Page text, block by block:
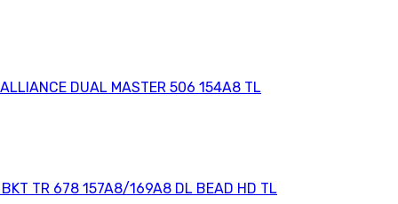
DUAL MASTER 506 154A8 TL
TR 678 157A8/169A8 DL BEAD HD TL